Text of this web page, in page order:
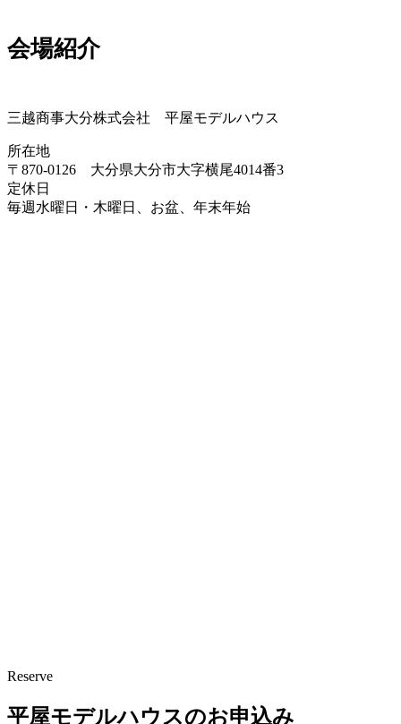
会場紹介
三越商事大分株式会社 平屋モデルハウス
所在地
〒870-0126 大分県大分市大字横尾4014番3
定休日
毎週水曜日・木曜日、お盆、年末年始
Reserve
平屋モデルハウスのお申込み